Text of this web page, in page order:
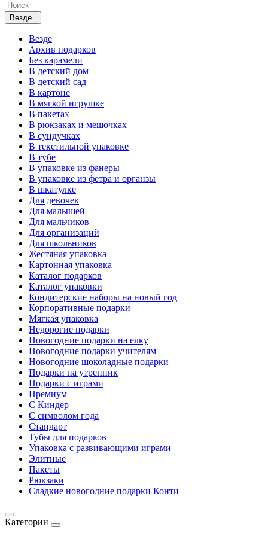
Везде
Везде
Архив подарков
Без карамели
В детский дом
В детский сад
В картоне
В мягкой игрушке
В пакетах
В рюкзаках и мешочках
В сундучках
В текстильной упаковке
В тубе
В упаковке из фанеры
В упаковке из фетра и органзы
В шкатулке
Для девочек
Для малышей
Для мальчиков
Для организаций
Для школьников
Жестяная упаковка
Картонная упаковка
Каталог подарков
Каталог упаковки
Кондитерские наборы на новый год
Корпоративные подарки
Мягкая упаковка
Недорогие подарки
Новогодние подарки на елку
Новогодние подарки учителям
Новогодние шоколадные подарки
Подарки на утренник
Подарки с играми
Премиум
С Киндер
С символом года
Стандарт
Тубы для подарков
Упаковка с развивающими играми
Элитные
Пакеты
Рюкзаки
Сладкие новогодние подарки Конти
Категории